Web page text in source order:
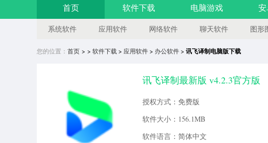
首页 软件下载 电脑游戏
系统软件 应用软件 网络软件 聊天软件 图形
您的位置： 首页 > > 软件下载 > 应用软件> 办公软件> 讯飞译制电脑版下载
讯飞译制最新版 v4.2.3官方版
授权方式：免费版
软件大小：156.1MB
软件语言：简体中文